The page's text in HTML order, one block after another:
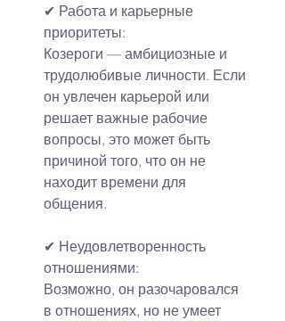
✔ Работа и карьерные
приоритеты:
Козероги — амбициозные и
трудолюбивые личности. Если
он увлечен карьерой или
решает важные рабочие
вопросы, это может быть
причиной того, что он не
находит времени для
общения.
✔ Неудовлетворенность
отношениями:
Возможно, он разочаровался
в отношениях, но не умеет